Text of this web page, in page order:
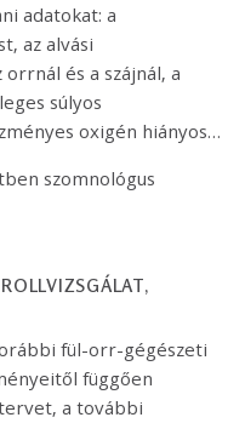
adatokat: a
az alvási
orrnál és a szájnál, a
súlyos
oxigén hiányos
szomnológus
fül-orr-gégészeti
függően
a további